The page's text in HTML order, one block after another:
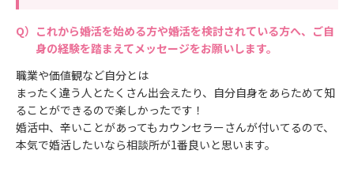
これから婚活を始める方や婚活を検討されている方へ、ご自
身の経験を踏まえてメッセージをお願いします。
職業や価値観など自分とは
まったく違う人とたくさん出会えたり、自分自身をあらためて知
ることができるので楽しかったです！
婚活中、辛いことがあってもカウンセラーさんが付いてるので、
本気で婚活したいなら相談所が1番良いと思います。